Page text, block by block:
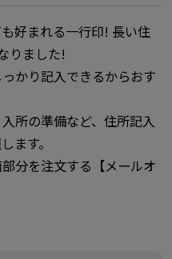
好まれる一行印! 長い住
りました!
かり記入できるからおす
所の準備など、住所記入
ます。
分を注文する【メールオ